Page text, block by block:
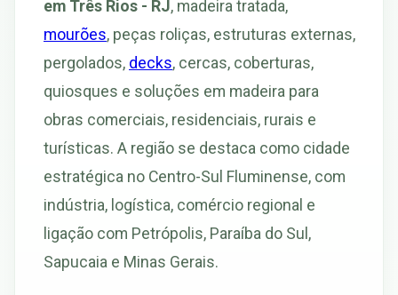
em Três Rios - RJ, madeira tratada,
mourões, peças roliças, estruturas externas,
pergolados, decks, cercas, coberturas,
quiosques e soluções em madeira para
obras comerciais, residenciais, rurais e
turísticas. A região se destaca como cidade
estratégica no Centro-Sul Fluminense, com
indústria, logística, comércio regional e
ligação com Petrópolis, Paraíba do Sul,
Sapucaia e Minas Gerais.